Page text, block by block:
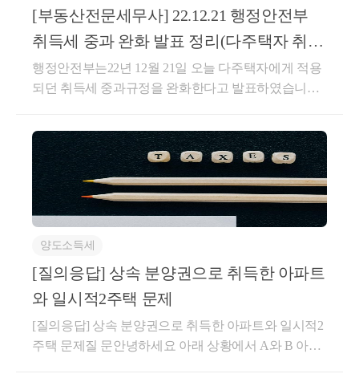
기 바랍니다.○ 서면-2022-법규재산-4083, 2022.11.02.1
세대가 주택을 취득한 후 해당 주택의 전 소유자와 임
대차계약을 체결하여 실제 1년 6개월 이상 임대한 경
우, 해당 임대차계약은 「소득세법 시행령」 제155조
의3에 따른 직전 임대차계약으로 볼 수 있는 것입니다.
도인이 임차인으로 거주 및 임대보증금 제외한 잔금
지급 조건-’20.5.27.A주택 취득하면서 전소유자와 임대
차계약 체결-’22.5월기존 임차인과 임대보증금 또는 임
대료의 증가율이 100분의 5를 초과하지 않는 임대차계
약 체결2. 질의내용 - 주택을 취득하면서 주택의 전 소
에 대한 임대차계약을 체결한 경우,「소득세법시행
령」제155조의3 상생임대주택 특례의 직전 임대차계
약으로 볼 수 있는지도움이 되셨길 바랍니다. 감사합
직접02-6403-9250으로 전화를 주시거나cta_moonyh@n
aver.com으로 연락을 주시면 됩니다!★주요 경력- 121,0
공급하는 경우: 공급 형태 등을 고려하여 대통령령으
함하지 아니한다.1.재화나 용역을 공급할 때 그 품질이
나 수량, 인도조건 또는 공급대가의 결제방법이나 그
밖의 공급조건에 따라 통상의 대가에서 일정액을 직접
는 자에게 지급하는 장려금이나 이와 유사한 금액 및
제45조제1항에 따른 대손금액(貸損金額)은 과세표준
에서 공제하지 아니한다.○부가가치세법 시행령§61
(외상거래 등 그 밖의 공급가액의 계산) ①법 제29조제
3항제6호에서 "대통령령으로 정하는 마일리지 등"이
란 재화 또는 용역의 구입실적에 따라 마일리지, 포인
트 또는 그 밖에 이와 유사한 형태로 별도의 대가 없이
적립받은 후 다른 재화 또는 용역 구입 시 결제수단으
로 사용할 수 있는 것과 재화 또는 용역의 구입실적에
따라 별도의 대가 없이 교부받으며 전산시스템 등을
통하여 그 밖의 상품권과 구분 관리되는 상품권(이하
이 조에서 "마일리지등"이라 한다)을 말한다. ②법 제2
상 공유)- KB금융 콘텐츠 필진- 한국경제필진- 서울시
마을세무사- ㈜코스맥스 세무팀- ㈜현대중공업 세무기
획팀- ㈜iMBC 재무회계팀- 세무법인 넥스트
[부동산전문세무사] 22.12.21 행정안전부
취득세 중과 완화 발표 정리(다주택자 취득
세 중과 완화, 아파
행정안전부는22년 12월 21일 오늘 다주택자에게 적용
되던 취득세 중과규정을 완화한다고 발표하였습니다.
Article.do?bbsId=BBSMSTR_000000000008&amp;nttId=9
7495정부, 취득세 중과 완화한다! | 행정안전부&gt; 뉴
스·소식&gt; 보도자료&gt; 보도자료행정안전부 홈페이
지에 오신것을 환영합니다.www.mois.go.kr보도자료 내
용을 정리하면 다음과 같습니다.취득세 중과세율 완화
(매매, 증여)아파트 주택임대사업자 지방세(재산세, 취
득세) 감면질의응답1. 취득세 중과세율 완화(매매, 증
여)&lt;1&gt; 매매로 인한 취득세율매매로 인한 취득세
구분법인 취득비조정지역조정지역모든 지역무주택세
대1~3%1~3%주택 수 무관12%1주택세대8%2주택세대
8%12%3주택세대12%개정 후구분개인 취득구분법인
양도소득세
[질의응답] 상속 분양권으로 취득한 아파트
와 일시적2주택 문제
[질의응답] 상속 분양권으로 취득한 아파트와 일시적2
주택 문제질 문안녕하세요 아래 상황에서 A와 B 아파